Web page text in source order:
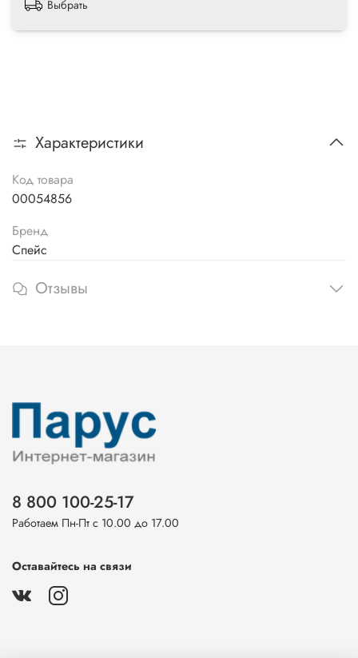
Выбрать
Характеристики
Код товара
00054856
Бренд
Спейс
Отзывы
8 800 100-25-17
Работаем Пн-Пт с 10.00 до 17.00
Оставайтесь на связи